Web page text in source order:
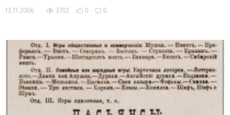
13.11.2006 3702 0 0